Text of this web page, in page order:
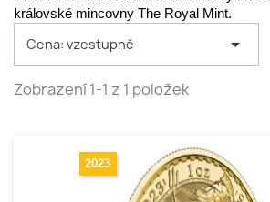
královské mincovny The Royal Mint.
Cena: vzestupně 
Zobrazení 1-1 z 1 položek
2023